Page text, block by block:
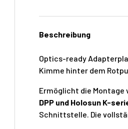
Beschreibung
Optics-ready
Kimme hinter dem
Ermöglicht die Montage
DPP und Holosun K-
Schnittstelle. Die